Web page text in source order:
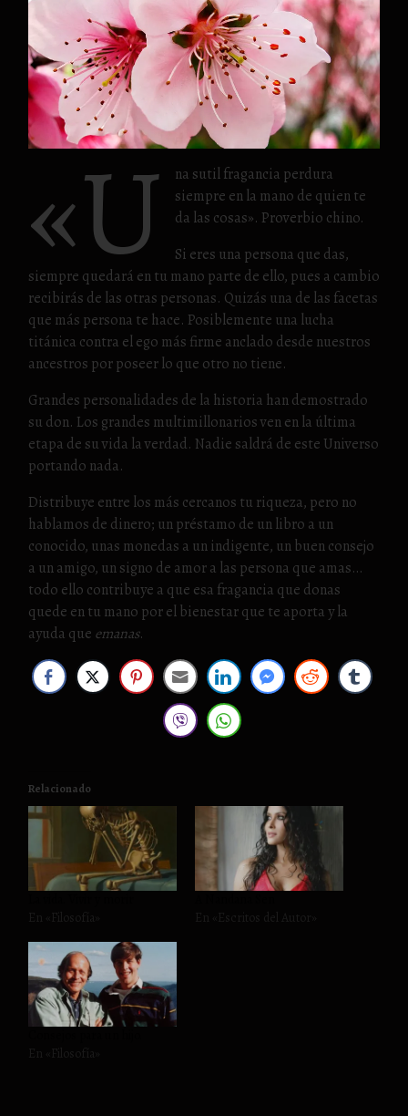
«U
na sutil fragancia perdura
siempre en la mano de quien te
da las cosas». Proverbio chino.
Si eres una persona que das,
siempre quedará en tu mano parte de ello, pues a cambio
recibirás de las otras personas. Quizás una de las facetas
que más persona te hace. Posiblemente una lucha
titánica contra el ego más firme anclado desde nuestros
ancestros por poseer lo que otro no tiene.
Grandes personalidades de la historia han demostrado
su don. Los grandes multimillonarios ven en la última
etapa de su vida la verdad. Nadie saldrá de este Universo
portando nada.
Distribuye entre los más cercanos tu riqueza, pero no
hablamos de dinero; un préstamo de un libro a un
conocido, unas monedas a un indigente, un buen consejo
a un amigo, un signo de amor a las persona que amas…
todo ello contribuye a que esa fragancia que donas
quede en tu mano por el bienestar que te aporta y la
ayuda que emanas.
Relacionado